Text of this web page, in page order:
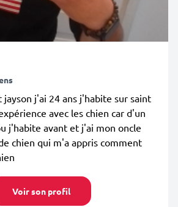
jayson j'ai 24 ans j'habite sur saint
avec les chien car d'un
j'habite avant et j'ai mon oncle
chien qui m'a appris comment
Voir son profil